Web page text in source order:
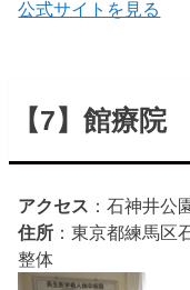
公式サイトを見る
【7】館療院
アクセス ：石神井
住所 ：東京都練馬区
整体